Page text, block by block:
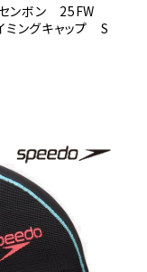
センボン 25FW
ングキャップ S